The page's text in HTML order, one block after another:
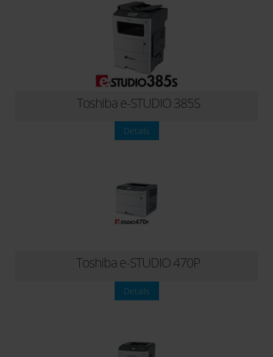
Toshiba e-STUDIO 385S
Details
Toshiba e-STUDIO 470P
Details